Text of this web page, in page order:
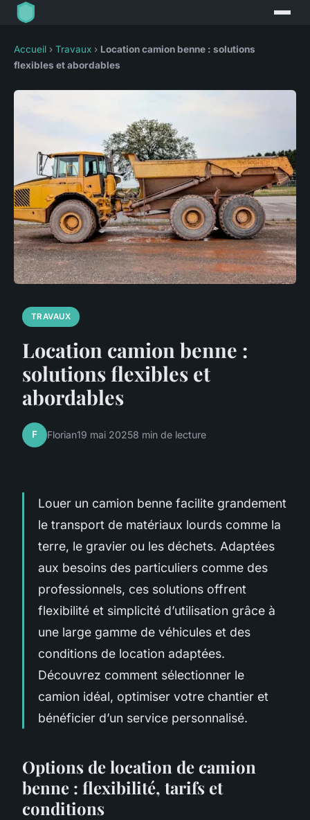
Accueil › Travaux › Location camion benne : solutions
flexibles et abordables
TRAVAUX
Location camion benne :
solutions flexibles et
abordables
F Florian19 mai 20258 min de lecture
Louer un camion benne facilite grandement
le transport de matériaux lourds comme la
terre, le gravier ou les déchets. Adaptées
aux besoins des particuliers comme des
professionnels, ces solutions offrent
flexibilité et simplicité d’utilisation grâce à
une large gamme de véhicules et des
conditions de location adaptées.
Découvrez comment sélectionner le
camion idéal, optimiser votre chantier et
bénéficier d’un service personnalisé.
Options de location de camion
benne : flexibilité, tarifs et
conditions